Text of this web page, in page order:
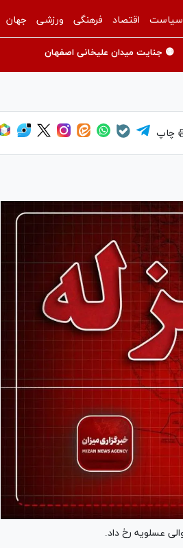
سیاست اقتصاد فرهنگی ورزشی جهان
🟡 جنایت میدان علیخانی اصفهان
چاپ